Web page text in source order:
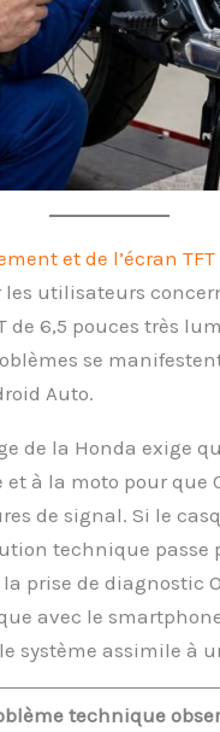
et de l’écran TFT
utilisateurs
de 6,5 pouces très
se
Auto.
de la Honda exige
à la moto pour que
de signal. Si le
technique
prise de diagnostic
avec le
système assimile à
technique